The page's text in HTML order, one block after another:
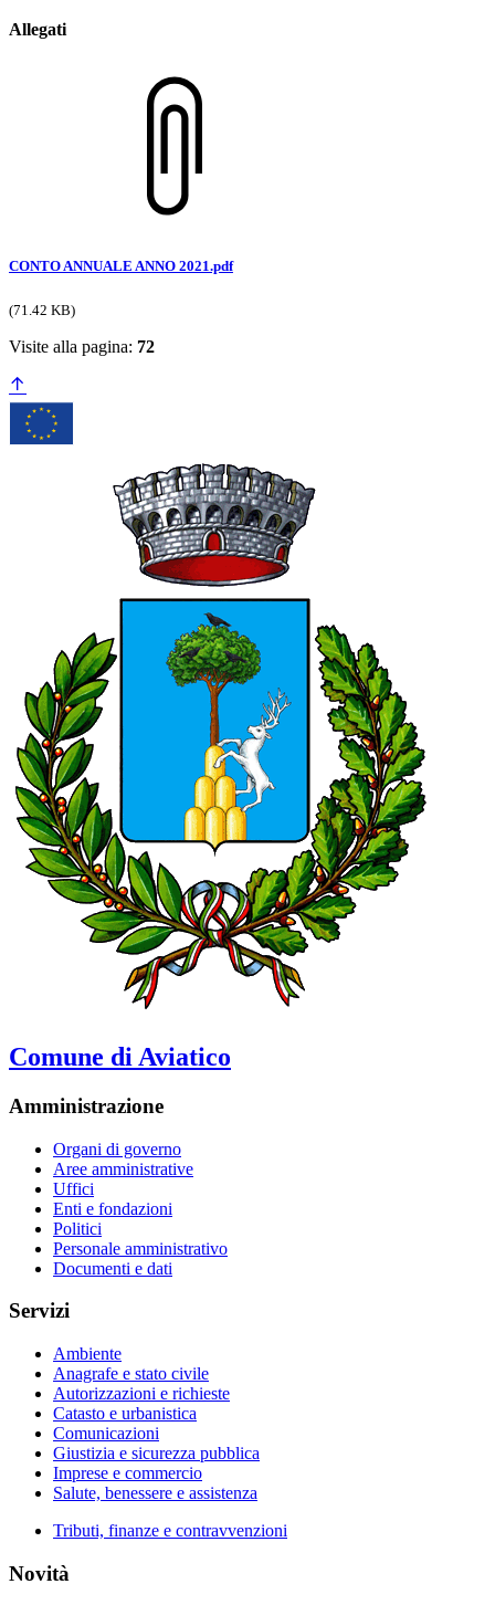
Allegati
CONTO ANNUALE ANNO 2021.pdf
(71.42 KB)
Visite alla pagina: 72
Comune di Aviatico
Amministrazione
Organi di governo
Aree amministrative
Uffici
Enti e fondazioni
Politici
Personale amministrativo
Documenti e dati
Servizi
Ambiente
Anagrafe e stato civile
Autorizzazioni e richieste
Catasto e urbanistica
Comunicazioni
Giustizia e sicurezza pubblica
Imprese e commercio
Salute, benessere e assistenza
Tributi, finanze e contravvenzioni
Novità